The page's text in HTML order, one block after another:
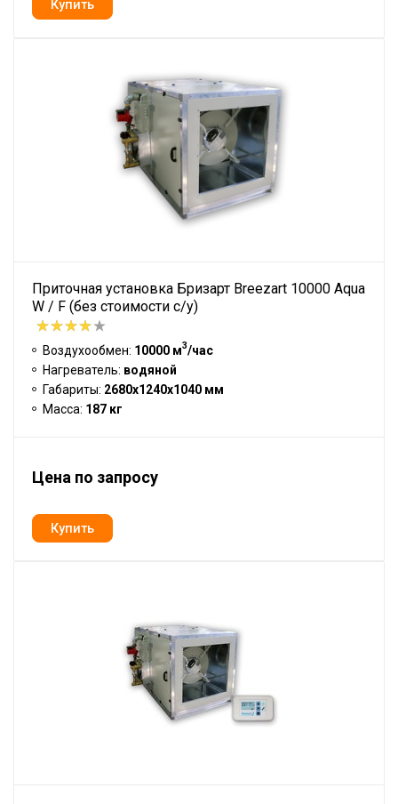
Приточная установка Бризарт Breezart 10000 Aqua
W / F (без стоимости с/у)
Воздухообмен: 10000 м3/час
Нагреватель: водяной
Габариты: 2680x1240x1040 мм
Масса: 187 кг
Цена по запросу